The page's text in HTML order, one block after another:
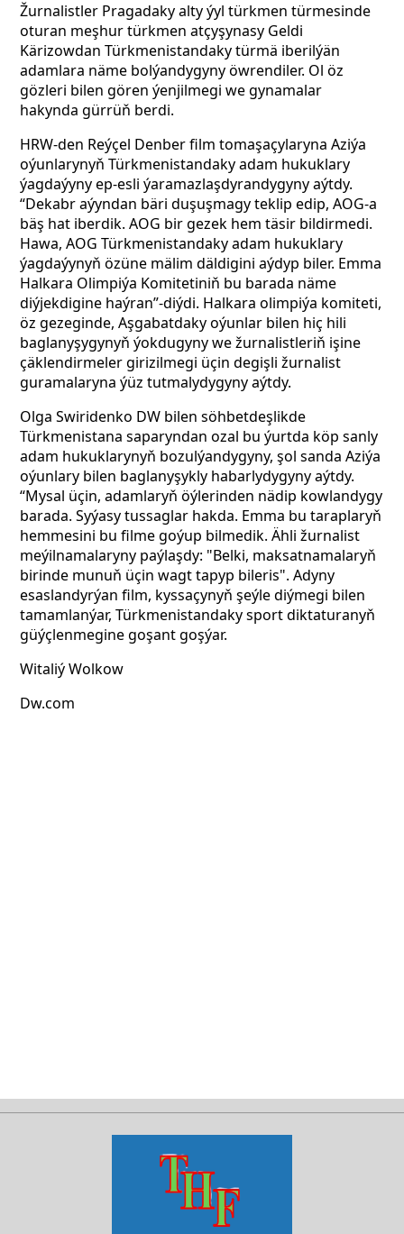
Žurnalistler Pragadaky alty ýyl türkmen türmesinde
oturan meşhur türkmen atçyşynasy Geldi
Kärizowdan Türkmenistandaky türmä iberilýän
adamlara näme bolýandygyny öwrendiler. Ol öz
gözleri bilen gören ýenjilmegi we gynamalar
hakynda gürrüň berdi.
HRW-den Reýçel Denber film tomaşaçylaryna Aziýa
oýunlarynyň Türkmenistandaky adam hukuklary
ýagdaýyny ep-esli ýaramazlaşdyrandygyny aýtdy.
“Dekabr aýyndan bäri duşuşmagy teklip edip, AOG-a
bäş hat iberdik. AOG bir gezek hem täsir bildirmedi.
Hawa, AOG Türkmenistandaky adam hukuklary
ýagdaýynyň özüne mälim däldigini aýdyp biler. Emma
Halkara Olimpiýa Komitetiniň bu barada näme
diýjekdigine haýran”-diýdi. Halkara olimpiýa komiteti,
öz gezeginde, Aşgabatdaky oýunlar bilen hiç hili
baglanyşygynyň ýokdugyny we žurnalistleriň işine
çäklendirmeler girizilmegi üçin degişli žurnalist
guramalaryna ýüz tutmalydygyny aýtdy.
Olga Swiridenko DW bilen söhbetdeşlikde
Türkmenistana saparyndan ozal bu ýurtda köp sanly
adam hukuklarynyň bozulýandygyny, şol sanda Aziýa
oýunlary bilen baglanyşykly habarlydygyny aýtdy.
“Mysal üçin, adamlaryň öýlerinden nädip kowlandygy
barada. Syýasy tussaglar hakda. Emma bu taraplaryň
hemmesini bu filme goýup bilmedik. Ähli žurnalist
meýilnamalaryny paýlaşdy: "Belki, maksatnamalaryň
birinde munuň üçin wagt tapyp bileris". Adyny
esaslandyrýan film, kyssaçynyň şeýle diýmegi bilen
tamamlanýar, Türkmenistandaky sport diktaturanyň
güýçlenmegine goşant goşýar.
Witaliý Wolkow
Dw.com